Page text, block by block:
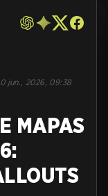
jun., 2026, 09:38
MAPAS